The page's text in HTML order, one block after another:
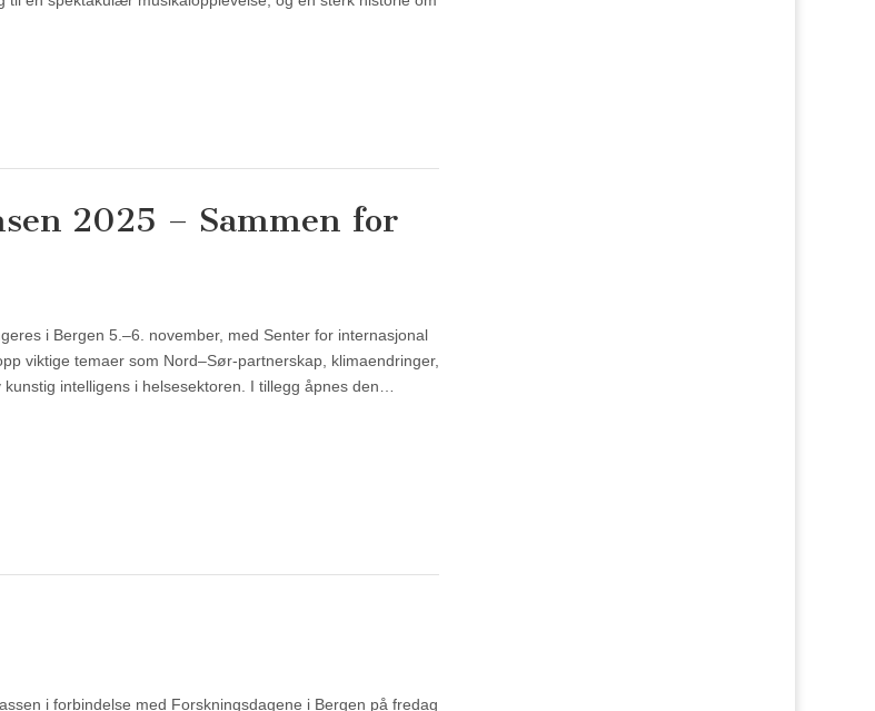
2025 – Sammen for
i Bergen 5.–6. november, med Senter for internasjonal
viktige temaer som Nord–Sør-partnerskap, klimaendringer,
intelligens i helsesektoren. I tillegg åpnes den…
i forbindelse med Forskningsdagene i Bergen på fredag